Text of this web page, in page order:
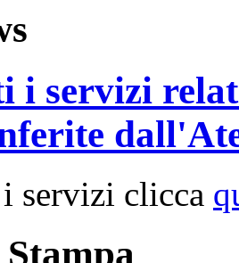
i servizi
servizi clicca
Stampa